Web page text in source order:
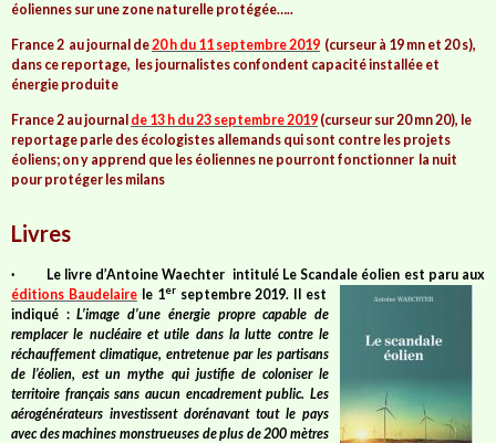
éoliennes sur une zone naturelle protégée…..
France 2 au journal de20 h du 11 septembre 2019 (curseur à 19 mn et 20 s),
dans ce reportage, les journalistes confondent capacité installée et
énergie produite
France 2 au journal de 13 h du 23 septembre 2019 (curseur sur 20 mn 20), le
reportage parle des écologistes allemands qui sont contre les projets
éoliens; on y apprend que les éoliennes ne pourront fonctionner la nuit
pour protéger les milans
Livres
· Le livre d’Antoine Waechter intitulé Le Scandale éolien est paru aux
éditions Baudelairele 1erseptembre 2019. Il est
indiqué :L’image d’une énergie propre capable de
remplacer le nucléaire et utile dans la lutte contre le
réchauffement climatique, entretenue par les partisans
de l’éolien, est un mythe qui justifie de coloniser le
territoire français sans aucun encadrement public. Les
aérogénérateurs investissent dorénavant tout le pays
avec des machines monstrueuses de plus de 200 mètres